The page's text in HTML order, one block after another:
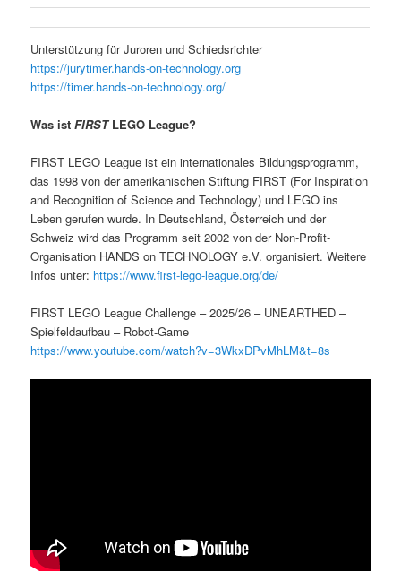
Unterstützung für Juroren und Schiedsrichter
https://jurytimer.hands-on-technology.org
https://timer.hands-on-technology.org/
Was istFIRSTLEGO League?
FIRST LEGO League ist ein internationales Bildungsprogramm,
das 1998 von der amerikanischen Stiftung FIRST (For Inspiration
and Recognition of Science and Technology) und LEGO ins
Leben gerufen wurde. In Deutschland, Österreich und der
Schweiz wird das Programm seit 2002 von der Non-Profit-
Organisation HANDS on TECHNOLOGY e.V. organisiert. Weitere
Infos unter: https://www.first-lego-league.org/de/
FIRST LEGO League Challenge – 2025/26 – UNEARTHED –
Spielfeldaufbau – Robot-Game
https://www.youtube.com/watch?v=3WkxDPvMhLM&t=8s